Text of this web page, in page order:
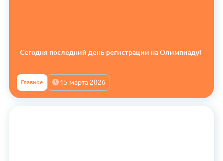
Сегодня последний день регистрации на Олимпиаду!
Главное 15 марта 2026